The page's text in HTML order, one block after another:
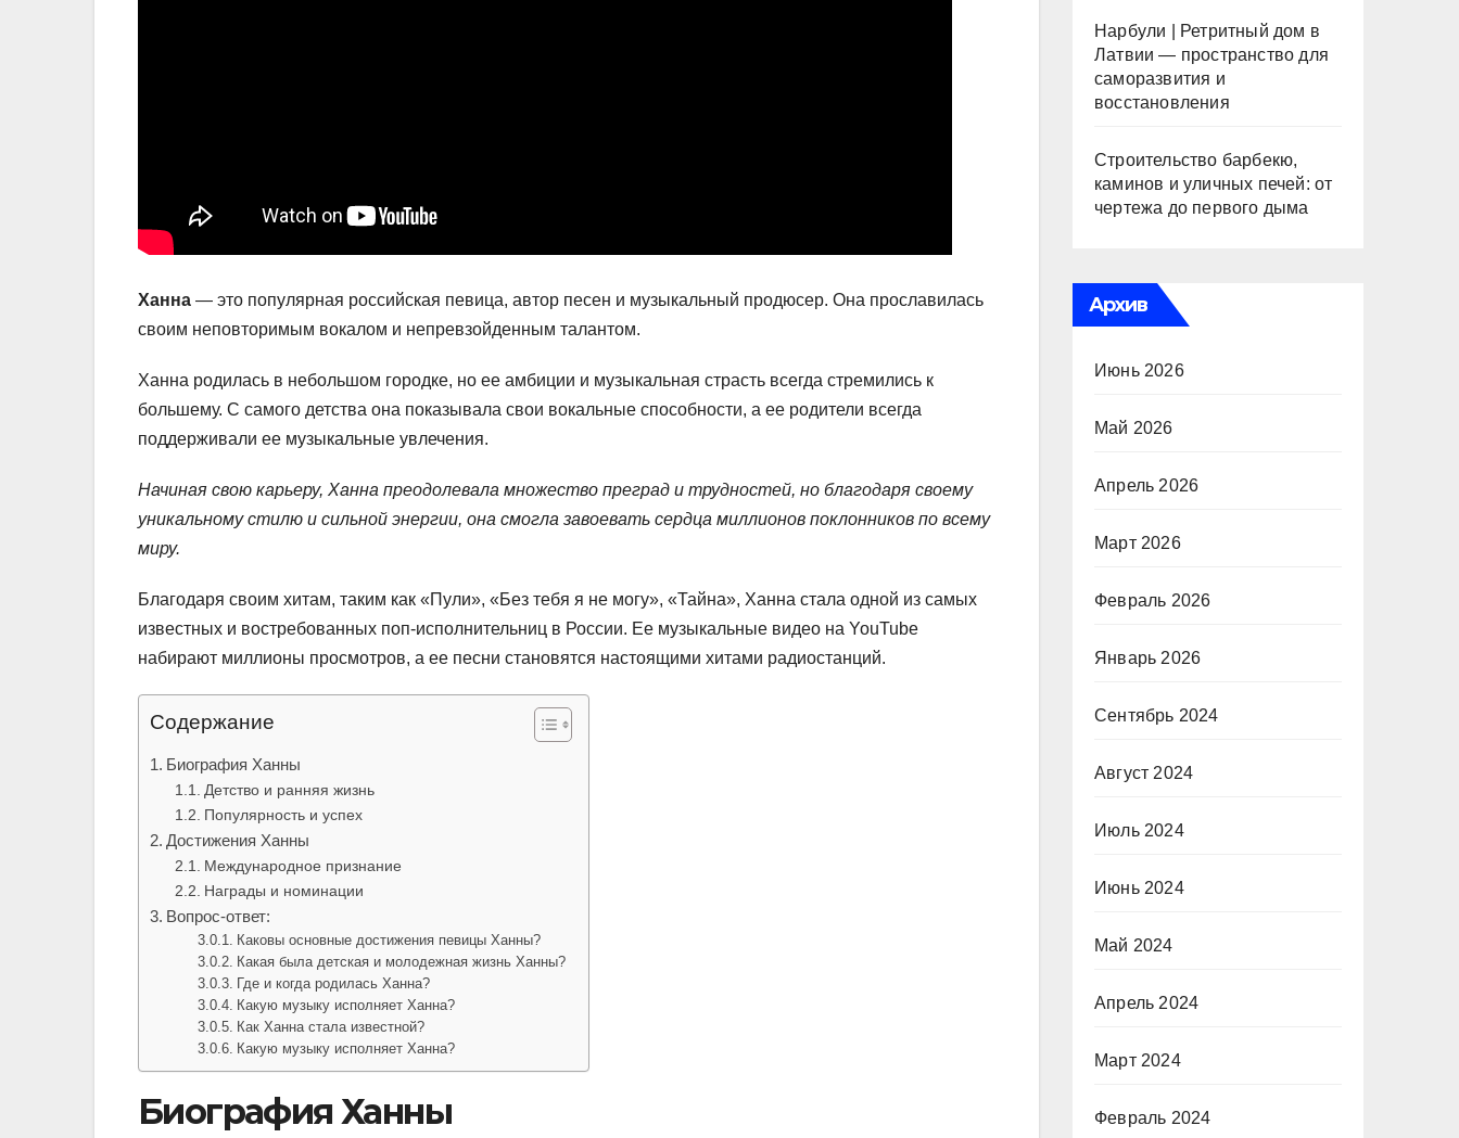
Ханна — это популярная российская певица, автор песен и музыкальный продюсер. Она прославилась
своим неповторимым вокалом и непревзойденным талантом.
Ханна родилась в небольшом городке, но ее амбиции и музыкальная страсть всегда стремились к
большему. С самого детства она показывала свои вокальные способности, а ее родители всегда
поддерживали ее музыкальные увлечения.
Начиная свою карьеру, Ханна преодолевала множество преград и трудностей, но благодаря своему
уникальному стилю и сильной энергии, она смогла завоевать сердца миллионов поклонников по всему
миру.
Благодаря своим хитам, таким как «Пули», «Без тебя я не могу», «Тайна», Ханна стала одной из самых
известных и востребованных поп-исполнительниц в России. Ее музыкальные видео на YouTube
набирают миллионы просмотров, а ее песни становятся настоящими хитами радиостанций.
Содержание
Биография Ханны
Детство и ранняя жизнь
Популярность и успех
Достижения Ханны
Международное признание
Награды и номинации
Вопрос-ответ:
Каковы основные достижения певицы Ханны?
Какая была детская и молодежная жизнь Ханны?
Где и когда родилась Ханна?
Какую музыку исполняет Ханна?
Как Ханна стала известной?
Какую музыку исполняет Ханна?
Биография Ханны
Нарбули | Ретритный дом в
Латвии — пространство для
саморазвития и
восстановления
Строительство барбекю,
каминов и уличных печей: от
чертежа до первого дыма
Архив
Июнь 2026
Май 2026
Апрель 2026
Март 2026
Февраль 2026
Январь 2026
Сентябрь 2024
Август 2024
Июль 2024
Июнь 2024
Май 2024
Апрель 2024
Март 2024
Февраль 2024